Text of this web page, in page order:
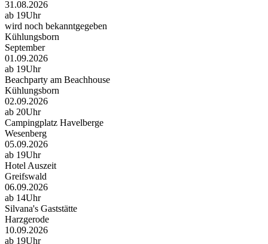
31.08.2026
ab 19Uhr
wird noch bekanntgegeben
Kühlungsborn
September
01.09.2026
ab 19Uhr
Beachparty am Beachhouse
Kühlungsborn
02.09.2026
ab 20Uhr
Campingplatz Havelberge
Wesenberg
05.09.2026
ab 19Uhr
Hotel Auszeit
Greifswald
06.09.2026
ab 14Uhr
Silvana's Gaststätte
Harzgerode
10.09.2026
ab 19Uhr